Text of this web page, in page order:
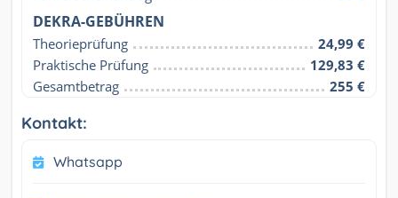
DEKRA-GEBÜHREN
Theorieprüfung
24,99 €
Praktische Prüfung
129,83 €
Gesamtbetrag
255 €
Kontakt:
Whatsapp